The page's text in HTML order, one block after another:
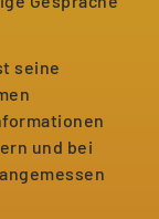
seine
und bei